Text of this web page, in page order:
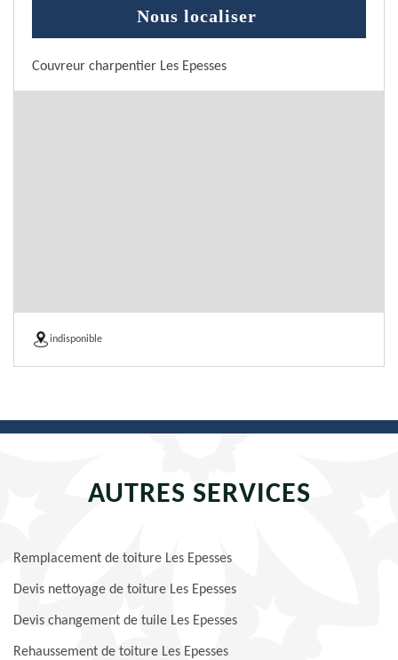
Nous localiser
Couvreur charpentier Les Epesses
indisponible
AUTRES SERVICES
Remplacement de toiture Les Epesses
Devis nettoyage de toiture Les Epesses
Devis changement de tuile Les Epesses
Rehaussement de toiture Les Epesses